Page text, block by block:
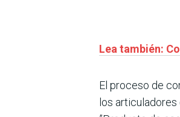
Lea también:
El proceso de
los